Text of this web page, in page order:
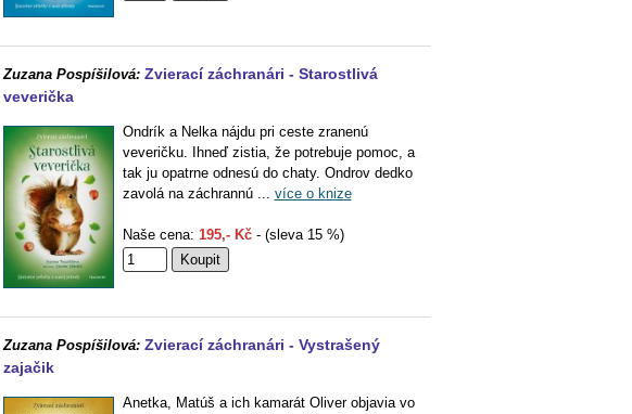
Zuzana Pospíšilová: Zvierací záchranári - Starostlivá
veverička
Ondrík a Nelka nájdu pri ceste zranenú
veveričku. Ihneď zistia, že potrebuje pomoc, a
tak ju opatrne odnesú do chaty. Ondrov dedko
zavolá na záchrannú ... více o knize
Naše cena: 195,- Kč- (sleva 15 %)
Zuzana Pospíšilová: Zvierací záchranári - Vystrašený
zajačik
Anetka, Matúš a ich kamarát Oliver objavia vo